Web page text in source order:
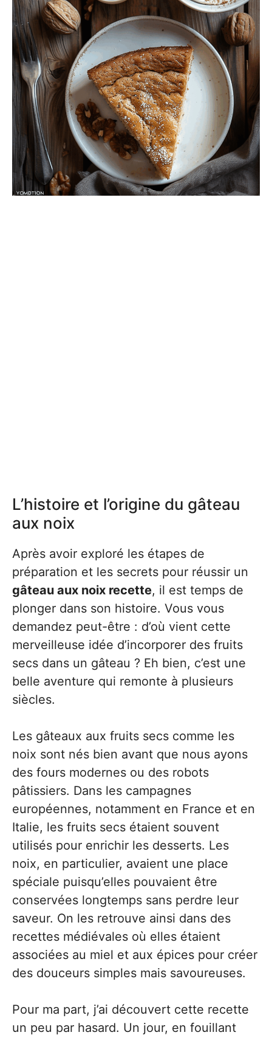
L’histoire et l’origine du gâteau
aux noix
Après avoir exploré les étapes de
préparation et les secrets pour réussir un
gâteau aux noix recette, il est temps de
plonger dans son histoire. Vous vous
demandez peut-être : d’où vient cette
merveilleuse idée d’incorporer des fruits
secs dans un gâteau ? Eh bien, c’est une
belle aventure qui remonte à plusieurs
siècles.
Les gâteaux aux fruits secs comme les
noix sont nés bien avant que nous ayons
des fours modernes ou des robots
pâtissiers. Dans les campagnes
européennes, notamment en France et en
Italie, les fruits secs étaient souvent
utilisés pour enrichir les desserts. Les
noix, en particulier, avaient une place
spéciale puisqu’elles pouvaient être
conservées longtemps sans perdre leur
saveur. On les retrouve ainsi dans des
recettes médiévales où elles étaient
associées au miel et aux épices pour créer
des douceurs simples mais savoureuses.
Pour ma part, j’ai découvert cette recette
un peu par hasard. Un jour, en fouillant